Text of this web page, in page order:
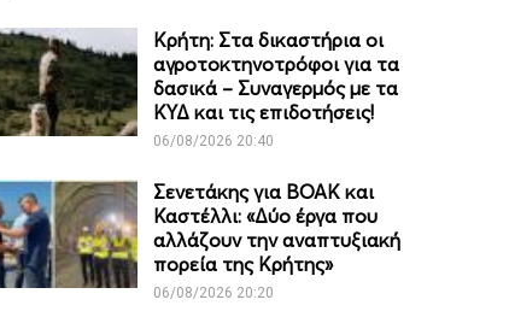
Κρήτη: Στα δικαστήρια οι
αγροτοκτηνοτρόφοι για τα
δασικά – Συναγερμός με τα
ΚΥΔ και τις επιδοτήσεις!
06/08/2026 20:40
Σενετάκης για ΒΟΑΚ και
Καστέλλι: «Δύο έργα που
αλλάζουν την αναπτυξιακή
πορεία της Κρήτης»
06/08/2026 20:20